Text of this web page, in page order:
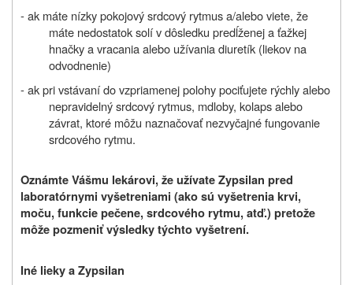
- ak máte nízky pokojový srdcový rytmus a/alebo viete, že
máte nedostatok solí v dôsledku predĺženej a ťažkej
hnačky a vracania alebo užívania diuretík (liekov na
odvodnenie)
- ak pri vstávaní do vzpriamenej polohy pociťujete rýchly alebo
nepravidelný srdcový rytmus, mdloby, kolaps alebo
závrat, ktoré môžu naznačovať nezvyčajné fungovanie
srdcového rytmu.
Oznámte Vášmu lekárovi, že užívate Zypsilan pred
laboratórnymi vyšetreniami (ako sú vyšetrenia krvi,
moču, funkcie pečene, srdcového rytmu, atď.) pretože
môže pozmeniť výsledky týchto vyšetrení.
Iné lieky a Zypsilan